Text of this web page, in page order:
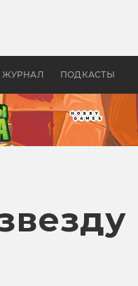
ЖУРНАЛ ПОДКАСТЫ
Грецией